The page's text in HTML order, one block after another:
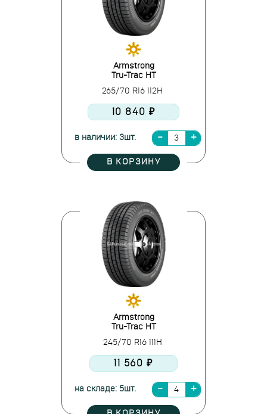
Armstrong
Tru-Trac HT
265/70 R16 112H
10 840 ₽
в наличии: 3шт.
В КОРЗИНУ
Armstrong
Tru-Trac HT
245/70 R16 111H
11 560 ₽
на складе: 5шт.